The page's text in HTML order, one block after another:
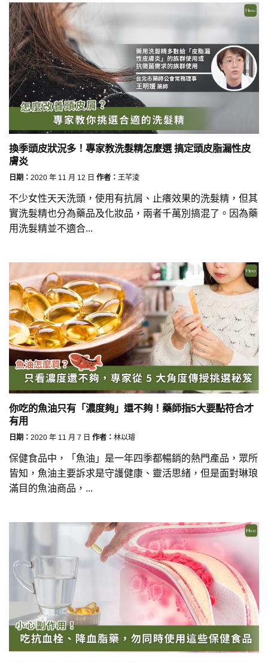
換季頭皮狀況多！專家教洗髮精怎麼選 搞定頭皮脂漏性皮
膚炎
日期： 2020 年 11 月 12 日 作者： 王芊淩
不少女性天天洗頭，使用有抗屑、止癢效果的洗髮精，但其
實洗髮精也分為藥品及化妝品，兩者千萬別搞混了。因為藥
用洗髮精並不適合...
你吃的魚油只有「濃度夠」還不夠！藥師指5大要點符合才
有用
日期： 2020 年 11 月 7 日 作者： 林以璿
保健食品中，「魚油」是一年四季都暢銷的熱門產品，眾所
皆知，魚油主要訴求是守護健康、靈活思緒，但是面對琳琅
滿目的魚油商品，...